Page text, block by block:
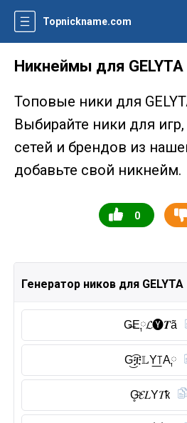
Topnickname.com
Никнеймы для GELYTA
Топовые ники для
Выбирайте ники для
сетей и брендов из
добавьте свой никнейм.
0
Генератор ников для GELYTA
G̶E༙𝓛🅨︎𝑻ã
G͜͡ቿ𝕃Y͟꓄A༙
G̥ͦ𝓔𝐿Y𝑇ҟ